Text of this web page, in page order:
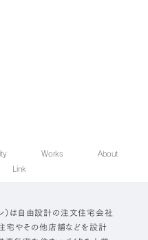
Works
About
Link
）は自由設計の注文住宅会社
宅やその他店舗などを設計